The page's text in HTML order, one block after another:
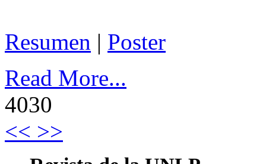
Resumen | Poster
Read More...
4030
<< >>